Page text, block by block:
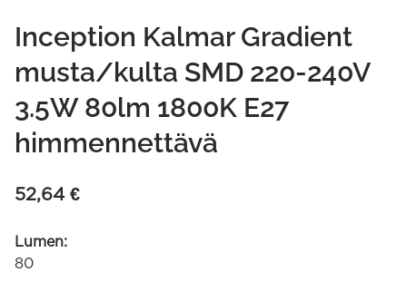
Inception Kalmar Gradient
musta/kulta SMD 220-240V
3.5W 80lm 1800K E27
himmennettävä
52,64 €
Lumen:
80